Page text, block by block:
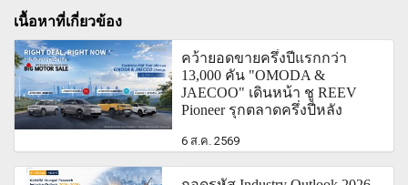
เนื้อหาที่เกี่ยวข้อง
คว้ายอดขายครึ่งปีแรกกว่า
13,000 คัน "OMODA &
JAECOO" เดินหน้า ชู REEV
Pioneer รุกตลาดครึ่งปีหลัง
6 ส.ค. 2569